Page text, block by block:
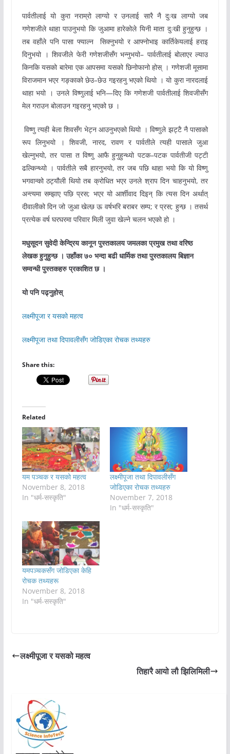
पार्वतीलाई यो कुरा नराम्रो लाग्यो र उनलाई सारै नै दुःख लाग्यो जब
गणेशजीले थाहा पाउनुभयो कि जुआमा हारेकोले यिनी माता दुःखी हुनुहुन्छ ।
तब वहाँले पनि पासा फ्याल्न सिक्नुभयो र आफ्नोभाइ कार्तिकेयलाई हराइ
दिनुभयो । शिवजीले फेरी गणेशजीसँग भन्नुभयो– पार्वतीलाई बोलाएर ल्याउ
किनकि यसको बारेमा एक आपसमा यसको छिनोफानो होस् । गणेशजी मूसामा
विराजमान भएर गङ्काको छेउ–छेउ गइरहनु भएको थियो । यो कुरा नारदलाई
थाहा भयो । उनले विष्णुलाई भनि—दिए कि गणेशजी पार्वतीलाई शिवजीसँग
मेल गराउन बोलाउन गइरहनु भएको छ ।
विष्णु त्यही बेला शिवसँग भेट्न आउनुभएको थियो । विष्णुले झट्टै नै पासाको
रूप लिनुभयो । शिवजी, नारद, रावण र पार्वतीले त्यही पासाले जुआ
खेल्नुभयो, तर पासा त विष्णु आफै हुनुहुन्थ्यो पटक–पटक पार्वतीजी पट्टी
ढल्किन्थ्यो । पार्वतीले सबै हारनुभयो, तर जब पछि थाहा भयो कि यो विष्णु
भगवान्को ठट्यौली थियो तब क्रोधित भएर उनले श्राप दिन चाहनुभयो, तर
अन्त्यमा सम्झाए पछि प्रस; भएर यो आर्शीवाद दिइन् कि त्यस दिन अर्थात्
दीवालीको दिन जो जुआ खेल्छ ऊ वर्षभरि बराबर सम्प; र प्रस; हुन्छ । तसर्थ
प्रत्येक वर्ष घरघरमा परिवार मिली जुवा खेल्ने चलन भएको हो ।
मधुसूदन सुवेदी केन्द्रिय कानून पुस्तकालय जमलका प्रमुख तथा वरिष्ठ
लेखक हुनुहुन्छ । उहाँका ७० भन्दा बढी धार्मिक तथा पुस्तकालय बिज्ञान
सम्वन्धी पुस्तकहरु प्रकाशित छ ।
यो पनि पढ्नुहोस्
लक्ष्मीपूजा र यसको महत्व
लक्ष्मीपूजा तथा दिपावलीसँग जोडिएका रोचक तथ्यहरु
Share this:
Related
यम पञ्चक र यसको महत्व
November 8, 2018
In "धर्म-सस्कृति"
लक्ष्मीपूजा तथा दिपावलीसँग
जोडिएका रोचक तथ्यहरु
November 7, 2018
In "धर्म-सस्कृति"
यमपञ्चकसँग जोडिएका केहि
रोचक तथ्यहरू
November 8, 2018
In "धर्म-सस्कृति"
लक्ष्मीपूजा र यसको महत्व
तिहारै आयो लौ झिलिमिली